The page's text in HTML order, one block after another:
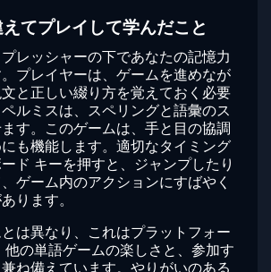
てプレイして学んだこと
レッシャーの下であなたの記憶力
プレイヤーは、ゲームを進めなが
と正しい綴り方を覚えておく必要
ルミスは、スペリングと語彙のス
す。このゲームは、手と目の協調
も機能します。適切なタイミング
ド キーを押すと、ジャンプしたり
ゲーム内のアクションにすばやく
ります。
は異なり、これはプラットフォー
他の単語ゲームの楽しさと、参加す
ね備えています。やりがいのある